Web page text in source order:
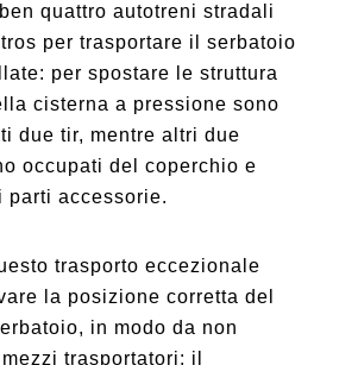
quattro autotreni stradali
per trasportare il serbatoio
per spostare le struttura
cisterna a pressione sono
due tir, mentre altri due
occupati del coperchio e
parti accessorie.
trasporto eccezionale
la posizione corretta del
in modo da non
trasportatori: il